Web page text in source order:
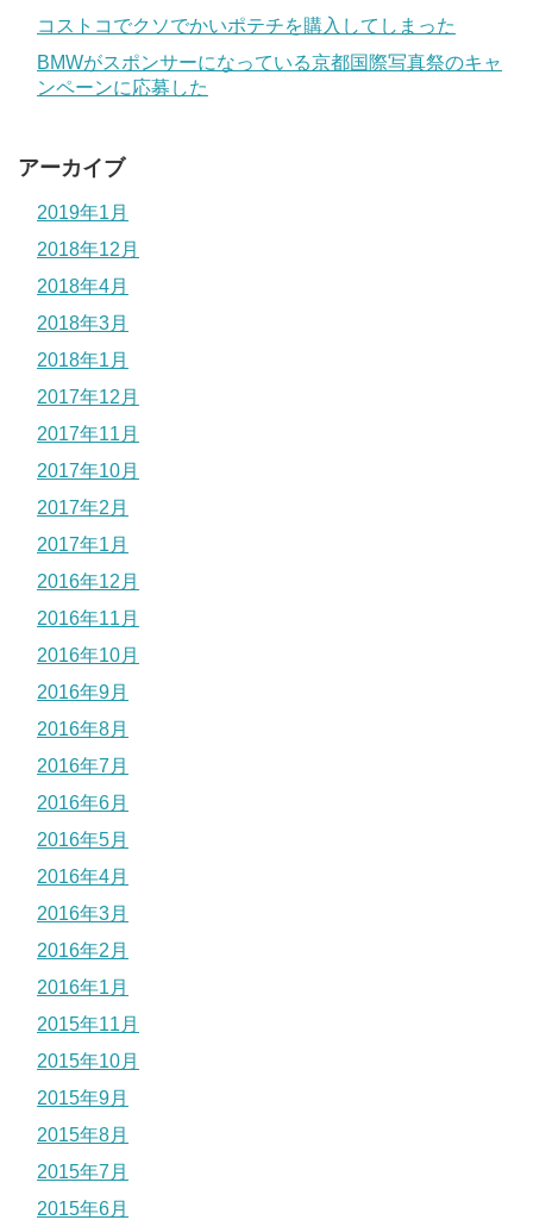
コストコでクソでかいポテチを購入してしまった
BMWがスポンサーになっている京都国際写真祭のキャ
ンペーンに応募した
アーカイブ
2019年1月
2018年12月
2018年4月
2018年3月
2018年1月
2017年12月
2017年11月
2017年10月
2017年2月
2017年1月
2016年12月
2016年11月
2016年10月
2016年9月
2016年8月
2016年7月
2016年6月
2016年5月
2016年4月
2016年3月
2016年2月
2016年1月
2015年11月
2015年10月
2015年9月
2015年8月
2015年7月
2015年6月